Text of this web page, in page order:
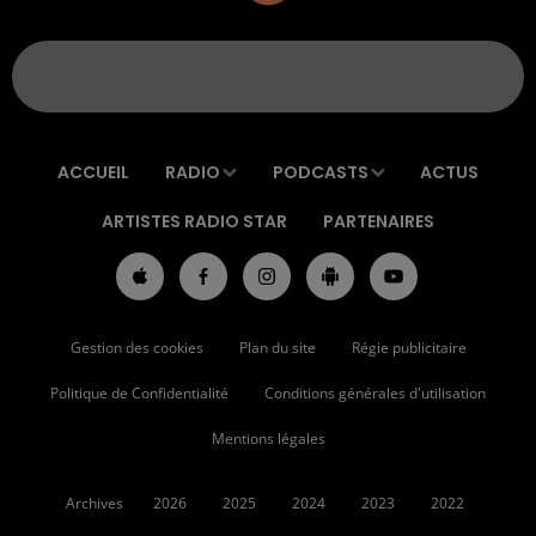
ACCUEIL RADIO PODCASTS ACTUS
ARTISTES RADIO STAR PARTENAIRES
Gestion des cookies Plan du site Régie publicitaire
Politique de Confidentialité Conditions générales d'utilisation
Mentions légales
Archives 2026 2025 2024 2023 2022